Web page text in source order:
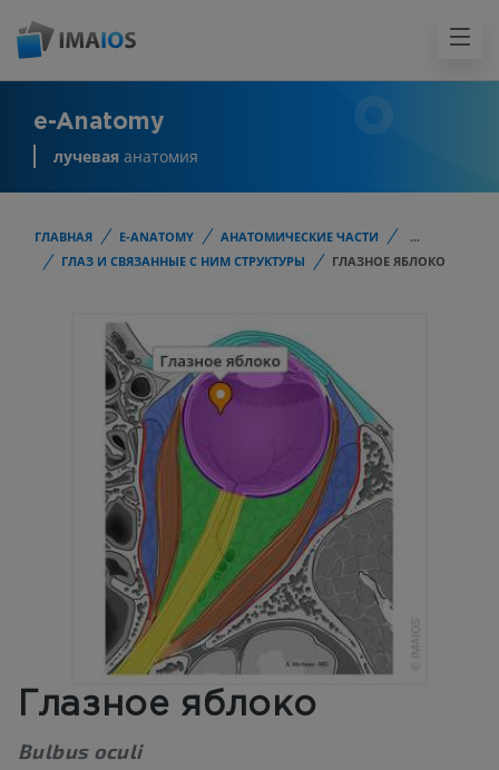
e-Anatomy
лучевая анатомия
ГЛАВНАЯ E-ANATOMY АНАТОМИЧЕСКИЕ ЧАСТИ
...
ГЛАЗ И СВЯЗАННЫЕ С НИМ СТРУКТУРЫ
ГЛАЗНОЕ ЯБЛОКО
Глазное яблоко
Bulbus oculi